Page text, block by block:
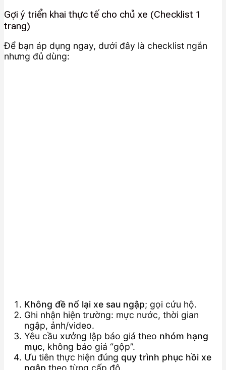
Gợi ý triển khai thực tế cho chủ xe (Checklist 1
trang)
Để bạn áp dụng ngay, dưới đây là checklist ngắn
nhưng đủ dùng:
Không đề nổ lại xe sau ngập; gọi cứu hộ.
Ghi nhận hiện trường: mực nước, thời gian
ngập, ảnh/video.
Yêu cầu xưởng lập báo giá theo nhóm hạng
mục, không báo giá “gộp”.
Ưu tiên thực hiện đúng quy trình phục hồi xe